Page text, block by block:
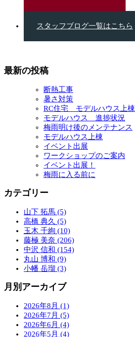
スタッフブログ一覧はこちら
最新の投稿
断熱工事
暑さ対策
RC住宅 モデルハウス上棟
モデルハウス 進捗状況
梅雨明け後のメンテナンス
モデルハウス上棟
イベント出展
ワークショップのご案内
イベント出展！
梅雨に入る前に
カテゴリー
山下 拓馬 (5)
高橋 典久 (5)
玉木 千絢 (10)
藤極 美奈 (206)
中沢 信和 (154)
丸山 博和 (9)
小幡 岳瑠 (3)
月別アーカイブ
2026年8月 (1)
2026年7月 (5)
2026年6月 (4)
2026年5月 (4)